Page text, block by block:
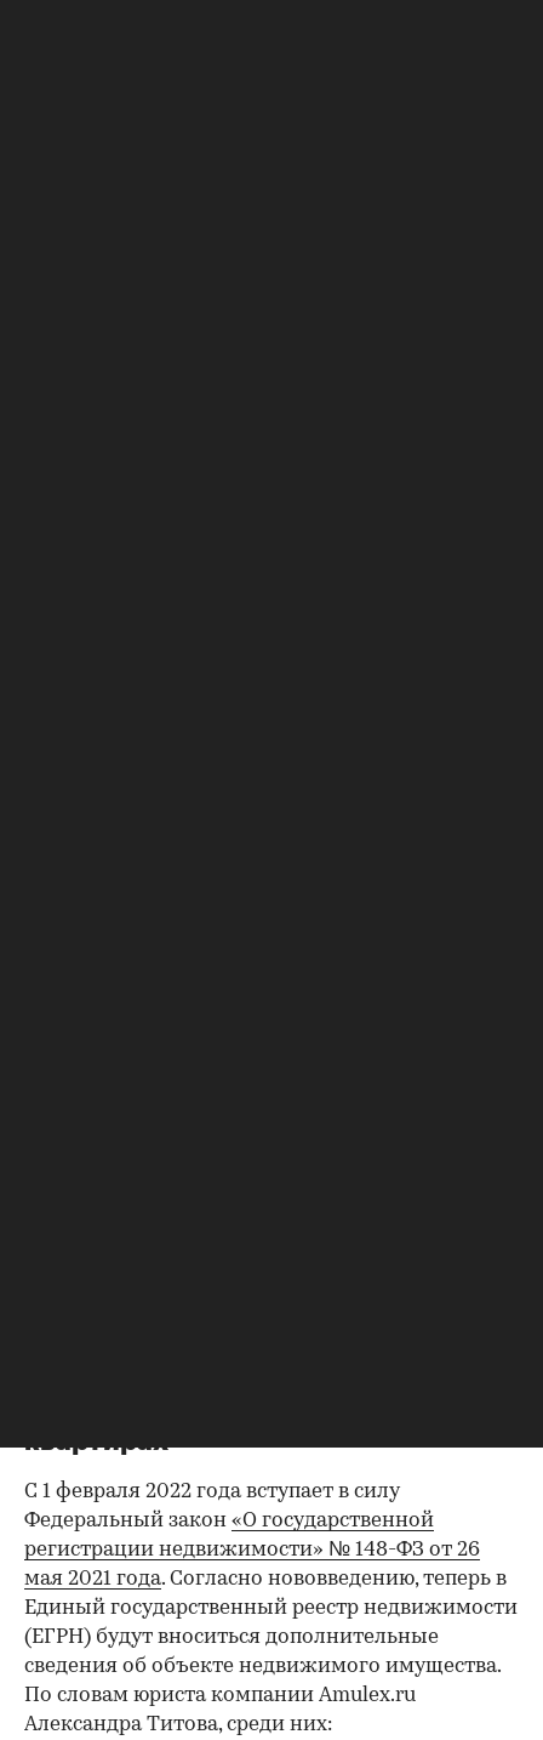
квартирах
00:00 / 00:00
С 1 февраля 2022 года вступает в силу
Федеральный закон «О государственной
регистрации недвижимости» № 148-ФЗ от 26
мая 2021 года. Согласно нововведению, теперь в
Единый государственный реестр недвижимости
(ЕГРН) будут вноситься дополнительные
сведения об объекте недвижимого имущества.
По словам юриста компании Amulex.ru
Александра Титова, среди них: